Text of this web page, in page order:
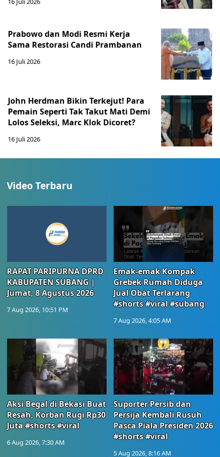
Prabowo dan Modi Resmi Kerja
Sama Restorasi Candi Prambanan
16 Juli 2026
John Herdman Bikin Terkejut! Para
Pemain Seperti Tak Takut Mati Demi
Lolos Seleksi, Marc Klok Dicoret?
16 Juli 2026
Video Terbaru
RAPAT PARIPURNA DPRD
KABUPATEN SUBANG |
Jumat, 8 Agustus 2026
7 Aug 2026, 10:51 PM
Emak-emak Kompak
Grebek Rumah Diduga
Jual Obat Terlarang
#shorts #viral #subang
7 Aug 2026, 4:05 AM
Aksi Begal di Bekasi Buat
Resah, Korban Rugi Rp30
Juta #shorts #viral
6 Aug 2026, 7:30 AM
Suporter Persib dan
Persija Kembali Rusuh
Pasca Piala Presiden 2026
#shorts #viral
5 Aug 2026, 8:16 AM